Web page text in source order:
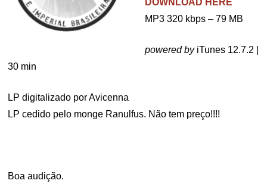
DOWNLOAD HERE
MP3 320 kbps – 79 MB
powered byiTunes 12.7.2 |
30 min
LP digitalizado por Avicenna
LP cedido pelo monge Ranulfus. Não tem preço!!!!
Boa audição.